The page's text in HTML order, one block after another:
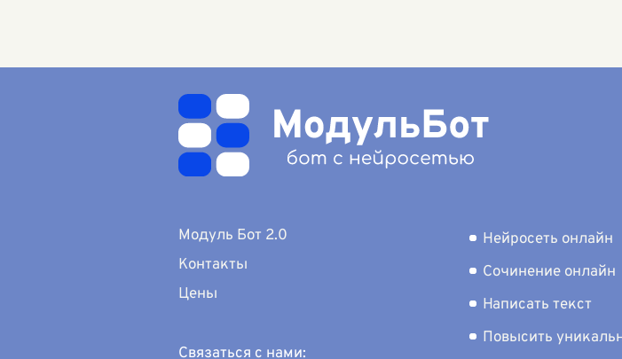
Модуль Бот 2.0
Контакты
Цены
Связаться с нами:
Нейросеть онлайн
Сочинение онлайн
Написать текст
Повысить